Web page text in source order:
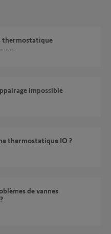
thermostatique
mois
impossible
thermostatique IO ?